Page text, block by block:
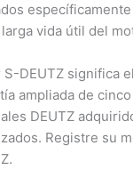
vida útil del
S-DEUTZ significa
ampliada de
DEUTZ
Registre su